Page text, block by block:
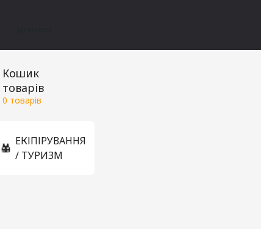
Кошик
товарів
0 товарів
ЕКІПІРУВАННЯ
/ ТУРИЗМ